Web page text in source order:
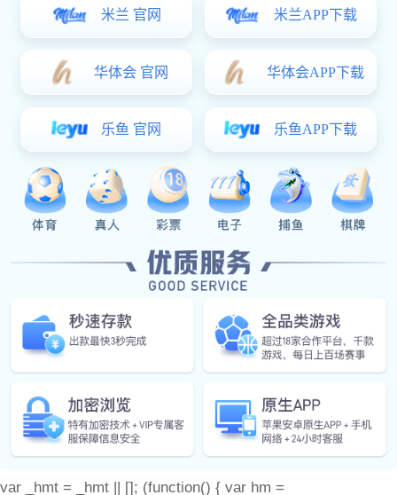
1 2 3 下一页
关于杰森
产品中心
门窗配件
耀世娱乐 动态
联系耀世娱乐
备案号：
var _hmt = _hmt || []; (function() { var hm =